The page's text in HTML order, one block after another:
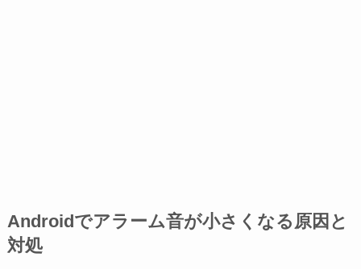
Androidでアラーム音が小さくなる原因と
対処